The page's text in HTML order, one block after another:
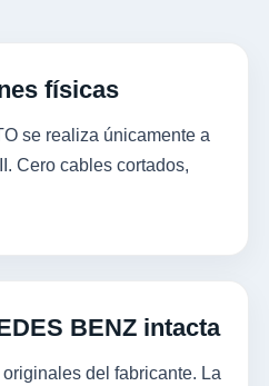
físicas
se realiza únicamente a
Cero cables cortados,
BENZ intacta
del fabricante. La